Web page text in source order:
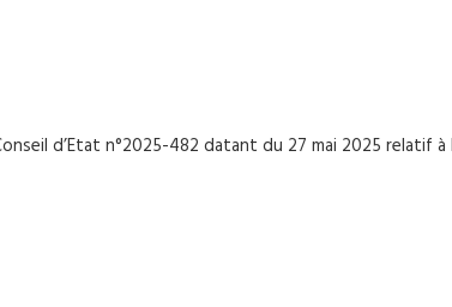
d’Etat n°2025-482 datant du 27 mai 2025 relatif